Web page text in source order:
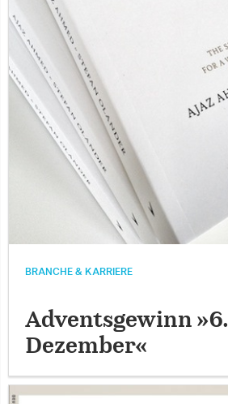
BRANCHE & KARRIERE
Adventsgewinn »6.
Dezember«